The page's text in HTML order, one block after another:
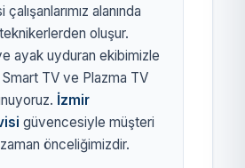
alanında
oluşur.
ayak uyduran ekibimizle
Smart TV ve Plazma TV
İzmir
güvencesiyle müşteri
önceliğimizdir.